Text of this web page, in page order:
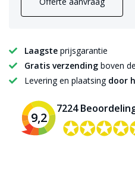
Laagste prijsgarantie
Gratis verzending boven
Levering en plaatsing door
9,2
7224